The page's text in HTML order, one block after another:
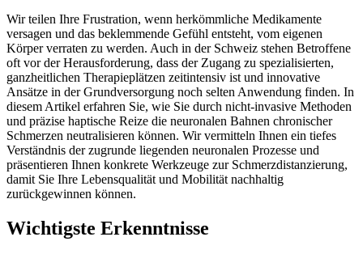
Wir teilen Ihre Frustration, wenn herkömmliche Medikamente
versagen und das beklemmende Gefühl entsteht, vom eigenen
Körper verraten zu werden. Auch in der Schweiz stehen Betroffene
oft vor der Herausforderung, dass der Zugang zu spezialisierten,
ganzheitlichen Therapieplätzen zeitintensiv ist und innovative
Ansätze in der Grundversorgung noch selten Anwendung finden. In
diesem Artikel erfahren Sie, wie Sie durch nicht-invasive Methoden
und präzise haptische Reize die neuronalen Bahnen chronischer
Schmerzen neutralisieren können. Wir vermitteln Ihnen ein tiefes
Verständnis der zugrunde liegenden neuronalen Prozesse und
präsentieren Ihnen konkrete Werkzeuge zur Schmerzdistanzierung,
damit Sie Ihre Lebensqualität und Mobilität nachhaltig
zurückgewinnen können.
Wichtigste Erkenntnisse